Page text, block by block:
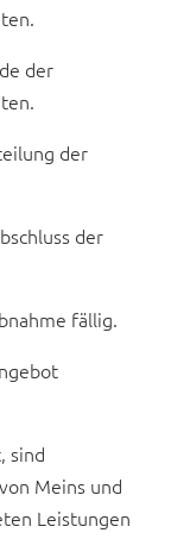
der
der
der
fällig.
sind
Meins und
Leistungen